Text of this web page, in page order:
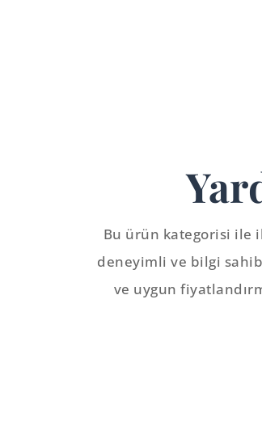
Bu ürün kategorisi ile
deneyimli ve bilgi
ve uygun